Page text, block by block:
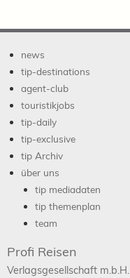
news
tip-destinations
agent-club
touristikjobs
tip-daily
tip-exclusive
tip Archiv
über uns
tip mediadaten
tip themenplan
team
Profi Reisen
Verlagsgesellschaft m.b.H.